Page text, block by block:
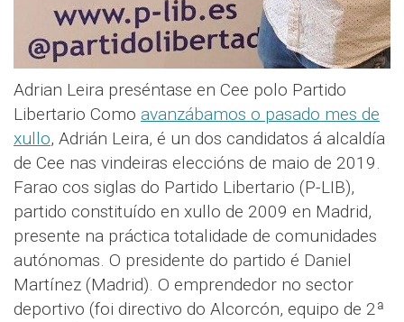
Adrian Leira preséntase en Cee polo Partido
Libertario Como avanzábamos o pasado mes de
xullo, Adrián Leira, é un dos candidatos á alcaldía
de Cee nas vindeiras eleccións de maio de 2019.
Farao cos siglas do Partido Libertario (P-LIB),
partido constituído en xullo de 2009 en Madrid,
presente na práctica totalidade de comunidades
autónomas. O presidente do partido é Daniel
Martínez (Madrid). O emprendedor no sector
deportivo (foi directivo do Alcorcón, equipo de 2ª